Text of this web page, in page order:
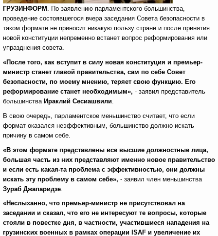
ГРУЗИНФОРМ . По заявлению парламентского большинства,
проведение состоявшегося вчера заседания Совета безопасности в
таком формате не приносит никакую пользу стране и после принятия
новой конституции непременно встанет вопрос реформирования или
упразднения совета.
«После того, как вступит в силу новая конституция и премьер-
министр станет главой правительства, сам по себе Совет
безопасности, по моему мнению, теряет свою функцию. Его
реформирование станет необходимым», - заявил представитель
большинства Ираклий Сесиашвили.
В свою очередь, парламентское меньшинство считает, что если
формат оказался неэффективным, большинство должно искать
причину в самом себе.
«В этом формате представлены все высшие должностные лица,
большая часть из них представляют именно новое правительство
и если есть какая-та проблема с эффективностью, они должны
искать эту проблему в самом себе», - заявил член меньшинства
Зураб Джапаридзе.
«Неслыханно, что премьер-министр не присутствовал на
заседании и сказал, что его не интересуют те вопросы, которые
стояли в повестке дня, в частности, участившиеся нападения на
грузинских военных в рамках операции ISAF и увеличение их